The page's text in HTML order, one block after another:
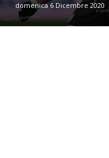
domenica 6 Dicembre 2020